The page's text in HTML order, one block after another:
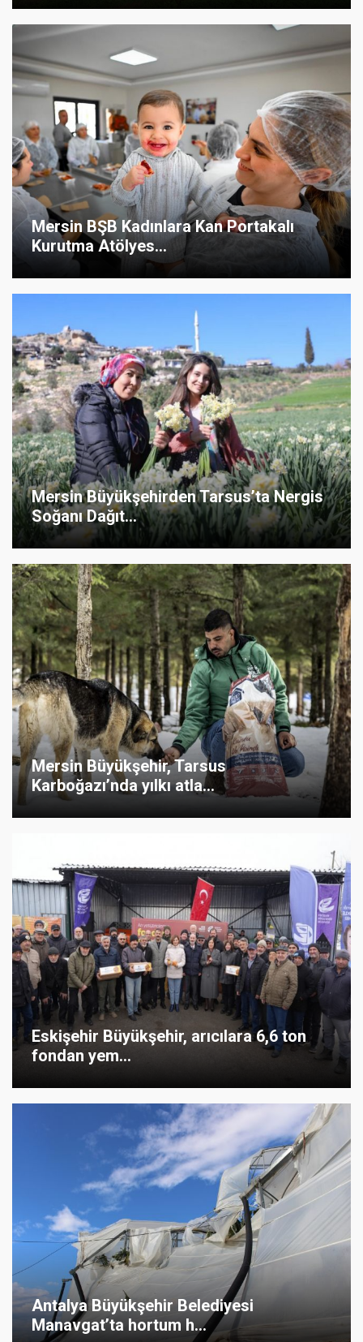
Mersin BŞB Kadınlara Kan Portakalı
Kurutma Atölyes...
Mersin Büyükşehirden Tarsus’ta Nergis
Soğanı Dağıt...
Mersin Büyükşehir, Tarsus
Karboğazı’nda yılkı atla...
Eskişehir Büyükşehir, arıcılara 6,6 ton
fondan yem...
Antalya Büyükşehir Belediyesi
Manavgat’ta hortum h...